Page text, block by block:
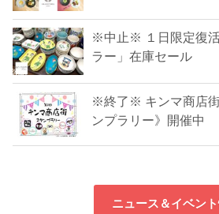
※中止※ １日限定復
ラー」在庫セール
※終了※ キンマ商店
ンプラリー》開催中
ニュース＆イベン